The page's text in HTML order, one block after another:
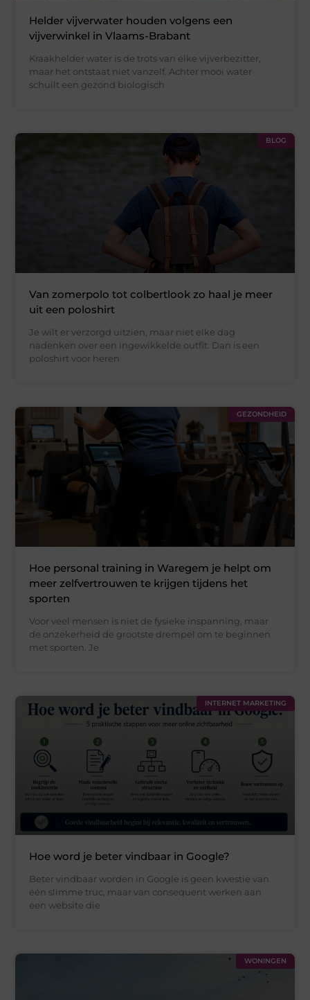
Helder vijverwater houden volgens een
vijverwinkel in Vlaams-Brabant
Kraakhelder water is de trots van elke vijverbezitter,
maar het ontstaat niet vanzelf. Achter mooi water
schuilt een gezond biologisch
BLOG
Van zomerpolo tot colbertlook zo haal je meer
uit een poloshirt
Je wilt er verzorgd uitzien, maar niet elke dag
nadenken over een ingewikkelde outfit. Dan is een
poloshirt voor heren
GEZONDHEID
Hoe personal training in Waregem je helpt om
meer zelfvertrouwen te krijgen tijdens het
sporten
Voor veel mensen is niet de fysieke inspanning, maar
de onzekerheid de grootste drempel om te beginnen
met sporten. Je
INTERNET MARKETING
Hoe word je beter vindbaar in Google?
Beter vindbaar worden in Google is geen kwestie van
één slimme truc, maar van consequent werken aan
een website die
WONINGEN